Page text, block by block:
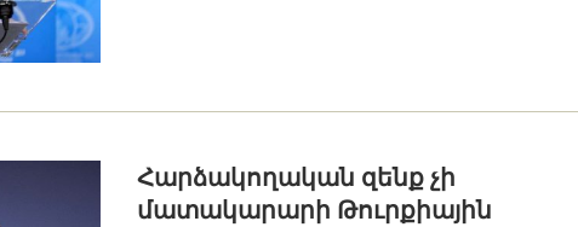
Հարձակողական զենք չի
մատակարարի Թուրքիային